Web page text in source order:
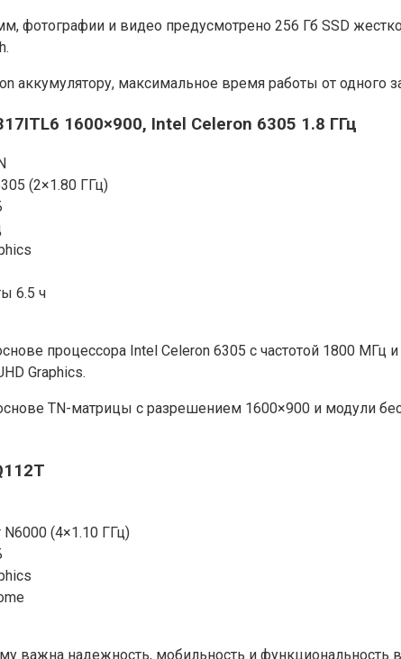
фотографии и видео предусмотрено 256 Гб SSD
аккумулятору, максимальное время работы от одного
1600×900, Intel Celeron 6305 1.8 ГГц
(2×1.80 ГГц)
6.5 ч
процессора Intel Celeron 6305 с частотой 1800
Graphics.
TN-матрицы с разрешением 1600×900 и модули
(4×1.10 ГГц)
важна надежность, мобильность и